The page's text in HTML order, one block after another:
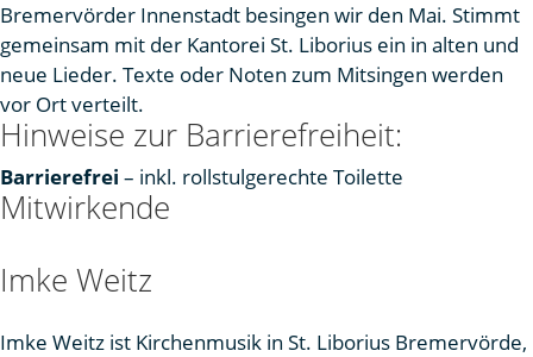
Bremervörder Innenstadt besingen wir den Mai. Stimmt
gemeinsam mit der Kantorei St. Liborius ein in alten und
neue Lieder. Texte oder Noten zum Mitsingen werden
vor Ort verteilt.
Hinweise zur Barrierefreiheit:
Barrierefrei – inkl. rollstulgerechte Toilette
Mitwirkende
Imke Weitz
Imke Weitz ist Kirchenmusik in St. Liborius Bremervörde,